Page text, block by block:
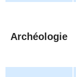
Archéologie